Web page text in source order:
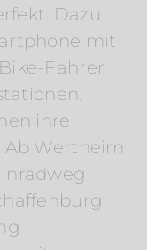
Dazu
mit
Fahrer
ihre
Wertheim